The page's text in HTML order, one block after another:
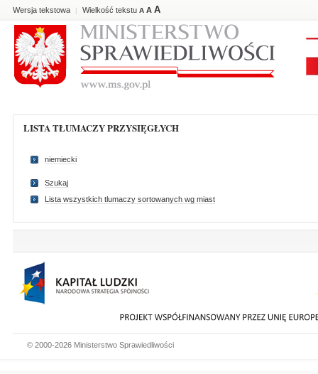
Wersja tekstowa | Wielkość tekstu A A A
LISTA TŁUMACZY PRZYSIĘGŁYCH
niemiecki
Szukaj
Lista wszystkich tlumaczy sortowanych wg miast
© 2000-2026 Ministerstwo Sprawiedliwości